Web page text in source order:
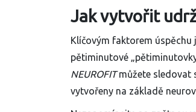
Jak vytvořit
Klíčovým faktorem
pětiminutové
NEUROFITmůžete sledovat
vytvořeny na základě